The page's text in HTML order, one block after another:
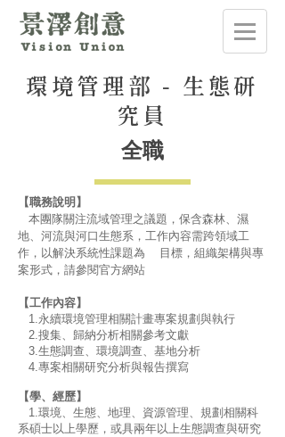
環境管理部 - 生態研
究員
全職
【職務說明】
本團隊關注流域管理之議題，保含森林、濕
地、河流與河口生態系，工作內容需跨領域工
作，以解決系統性課題為 目標，組織架構與專
案形式，請參閱官方網站
【工作內容】
1.永續環境管理相關計畫專案規劃與執行
2.搜集、歸納分析相關參考文獻
3.生態調查、環境調查、基地分析
4.專案相關研究分析與報告撰寫
【學、經歷】
1.環境、生態、地理、資源管理、規劃相關科
系碩士以上學歷，或具兩年以上生態調查與研究